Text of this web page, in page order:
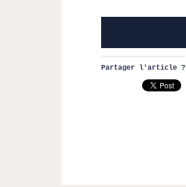
Partager l'article ?